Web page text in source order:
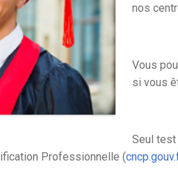
nos
Vous
si vous
Seul test
Professionnelle (